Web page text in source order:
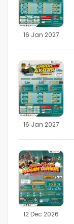
16 Jan 2027
16 Jan 2027
12 Dec 2026